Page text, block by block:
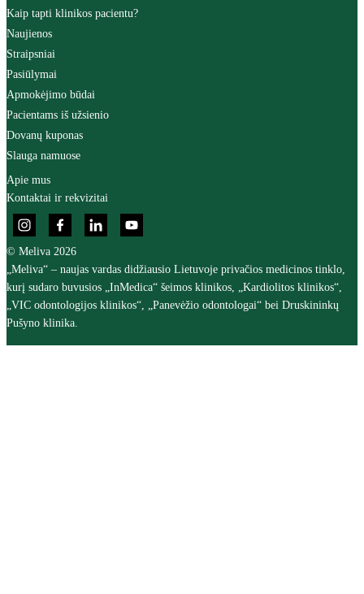
Kaip tapti klinikos pacientu?
Naujienos
Straipsniai
Pasiūlymai
Apmokėjimo būdai
Pacientams iš užsienio
Dovanų kuponas
Slauga namuose
Apie mus
Kontaktai ir rekvizitai
© Meliva 2026
„Meliva“ – naujas vardas didžiausio Lietuvoje privačios medicinos tinklo,
kurį sudaro buvusios „InMedica“ šeimos klinikos, „Kardiolitos klinikos“,
„VIC odontologijos klinikos“, „Panevėžio odontologai“ bei Druskininkų
Pušyno klinika.